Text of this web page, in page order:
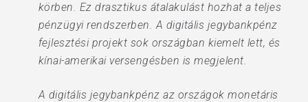
körben. Ez drasztikus átalakulást hozhat a teljes
pénzügyi rendszerben. A digitális jegybankpénz
fejlesztési projekt sok országban kiemelt lett, és
kínai-amerikai versengésben is megjelent.
A digitális jegybankpénz az országok monetáris